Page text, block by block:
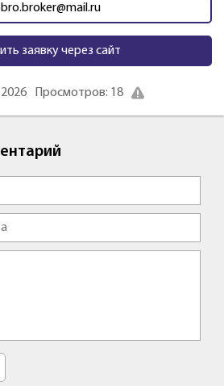
заявку через сайт
Просмотров: 18